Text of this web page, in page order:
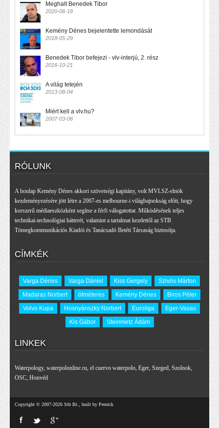
Meghalt Benedek Tibor
2020-06-18
Kemény Dénes bejelentette lemondását
2018-05-29
Benedek Tibor befejezi - vlv-interjú, 2. rész
2016-10-21
A világ tetején
2013-08-04
Miért kell a vlv.hu?
2007-03-06
RÓLUNK
A honlap Kemény Dénes akkori szövetségi kapitány, volt MVLSZ-elnök
kezdeményezésére jött létre a 2007-es melbourne-i világbajnokság előtt, hogy
korszerű médiaeszközként segítse a férfi válogatottat. Működésének teljes
technikai-technológiai hátterét, valamint a tartalmat kezdettől az STB
Tömegkommunikációs Kiadói és Tanácsadó Betéti Társaság biztosítja.
CÍMKÉK
Varga Dénes Varga Dániel Kiss Gergely
Szivós Márton
Madaras Norbert
ötméteres Kemény Dénes
Biros Péter
Volvo Kupa
Hosnyánszky Norbert Euroliga
Eger-Vasas
Kis Gábor
Steinmetz Ádám
LINKEK
Waterpology, waterpolonline.ru, el cuervo waterpolo, Eger, Szeged, Szolnok,
OSC, Honvéd
Copyright © 2007-2026 Stb Bt., built by Pernick